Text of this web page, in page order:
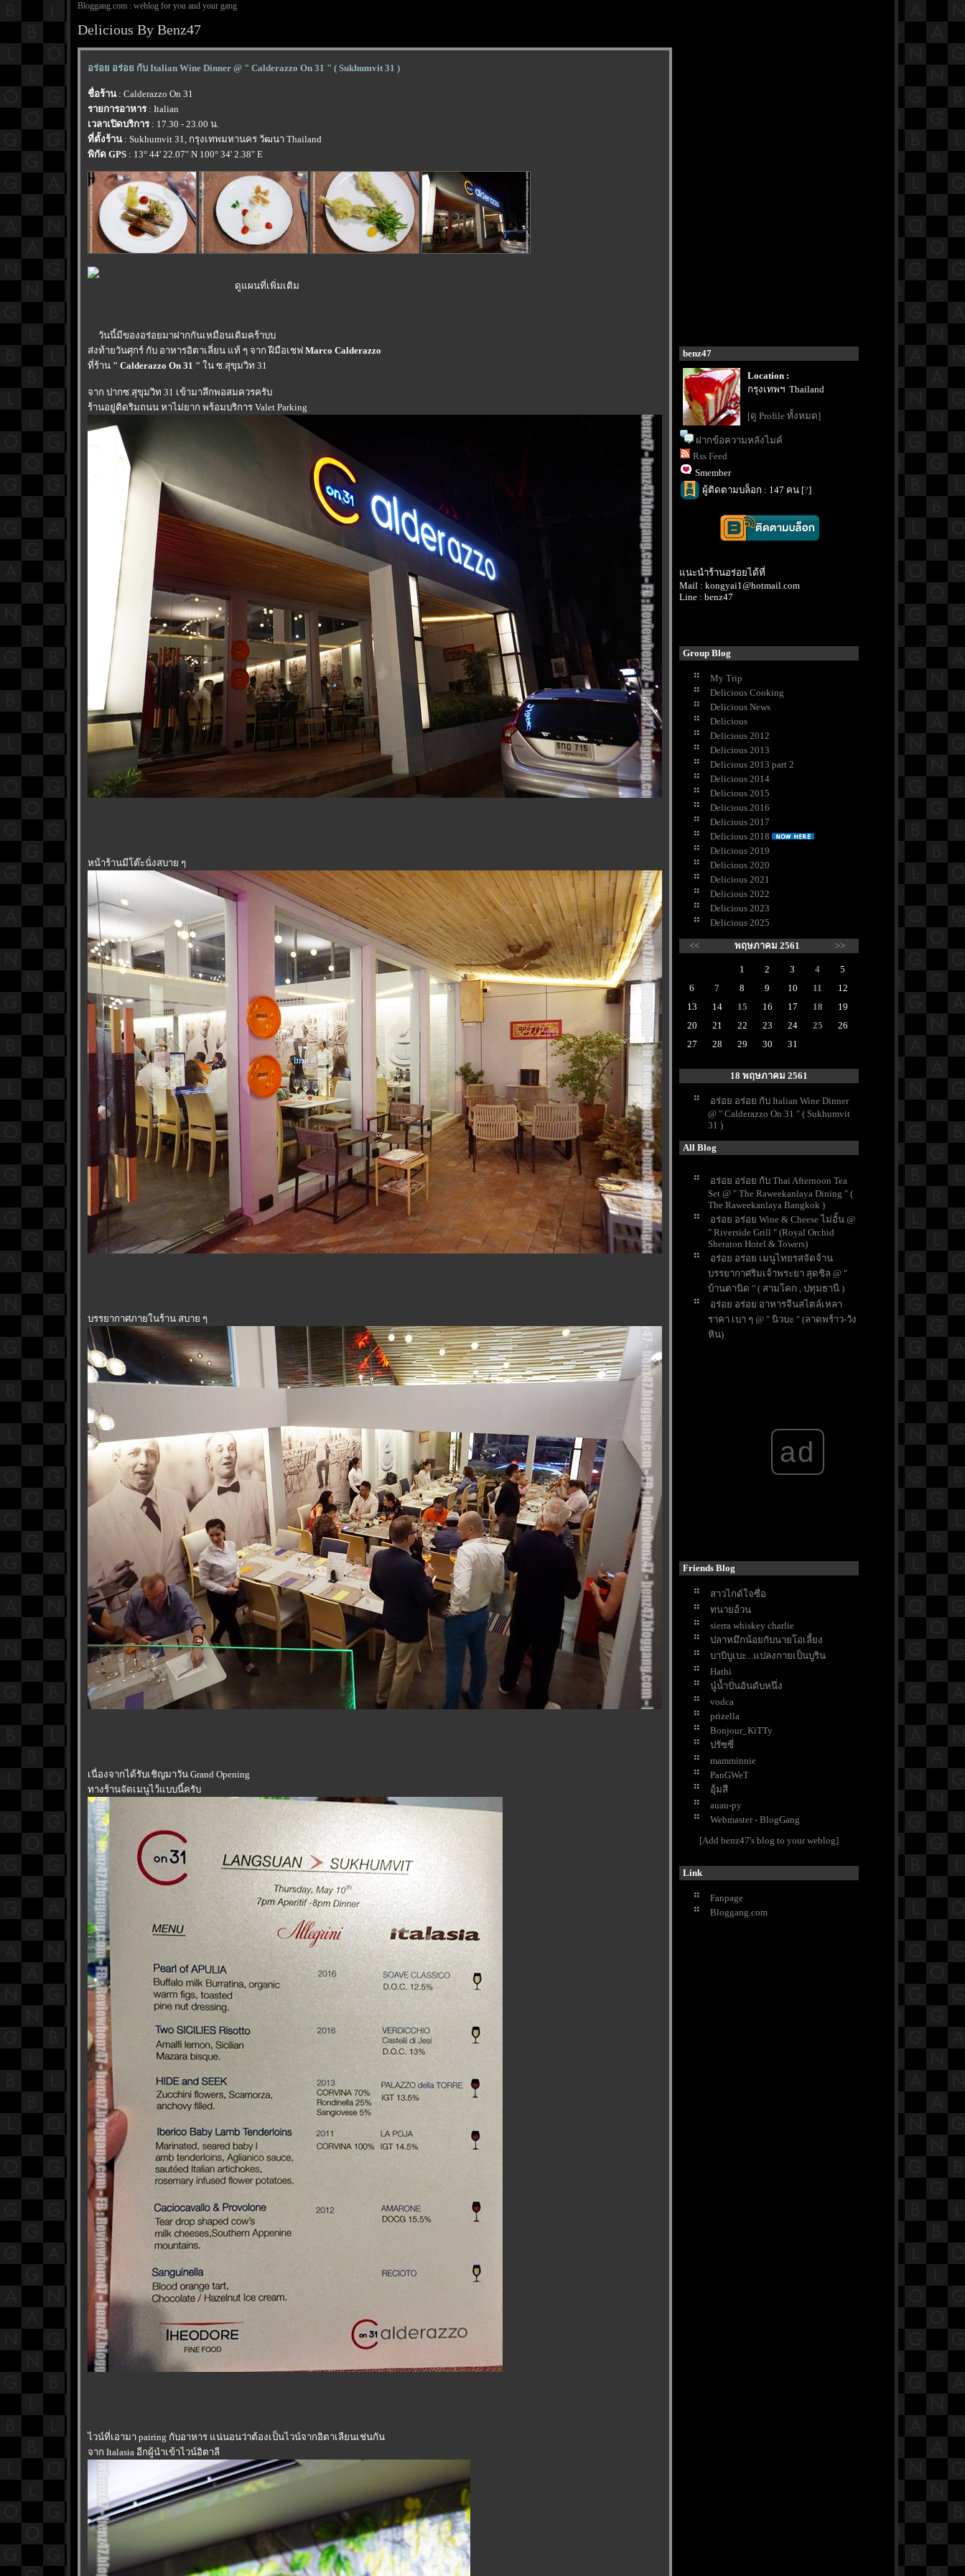
Bloggang.com : weblog for you and your gang
Delicious By Benz47
อร่อย อร่อย กับ Italian Wine Dinner @ " Calderazzo On 31 " ( Sukhumvit 31 )
ชื่อร้าน: Calderazzo On 31
รายการอาหาร: Italian
เวลาเปิดบริการ: 17.30 - 23.00 น.
ที่ตั้งร้าน: Sukhumvit 31, กรุงเทพมหานคร วัฒนา Thailand
พิกัด GPS : 13° 44' 22.07" N 100° 34' 2.38" E
ดูแผนที่เพิ่มเติม
วันนี้มีของอร่อยมาฝากกันเหมือนเดิมคร้าบบ
ส่งท้ายวันศุกร์ กับ อาหารอิตาเลี่ยน แท้ ๆ จาก ฝีมือเชฟ Marco Calderazzo
ที่ร้าน " Calderazzo On 31 " น ซ.สุขุมวิท 31
จาก ปากซ.สุขุมวิท 31 เข้ามาลึกพอสมควรครับ
ร้านอยู่ติดริมถนน หาไม่ยาก พร้อมบริการ Valet Parking
หน้าร้านมีโต๊ะนั่งสบาย ๆ
บรรยากาศภายในร้าน สบาย ๆ
เนื่องจากได้รับเชิญมาวัน Grand Opening
ทางร้านจัดเมนูไว้แบบนี้ครับ
ไวน์ที่เอามา pairing กับอาหาร แน่นอนว่าต้องเป็นไวน์จากอิตาเลียนเช่นกัน
จาก Italasia อีกผู้นำเข้าไวน์อิตาลี
benz47
Location :
กรุงเทพฯ Thailand
[ดู Profile ทั้งหมด]
ฝากข้อความหลังไมค์
Rss Feed
Smember
ผู้ติดตามบล็อก : 147 คน [?]
นะนำร้านอร่อยได้ที่
Mail : kongyai1@hotmail.com
Line : benz47
Group Blog
My Trip
Delicious Cooking
Delicious News
Delicious
Delicious 2012
Delicious 2013
Delicious 2013 part 2
Delicious 2014
Delicious 2015
Delicious 2016
Delicious 2017
Delicious 2018
Delicious 2019
Delicious 2020
Delicious 2021
Delicious 2022
Delicious 2023
Delicious 2025
<< พฤษภาคม 2561 >>
1 2 3 4
5
6
7 8 9 10 11
12
13
14 15 16 17 18
19
20
21 22 23 24 25
26
27
28 29 30 31
18 พฤษภาคม 2561
อร่อย อร่อย กับ Italian Wine Dinner
@ " Calderazzo On 31 " ( Sukhumvit
31 )
All Blog
อร่อย อร่อย กับ Thai Afternoon Tea
Set @ " The Raweekanlaya Dining " (
The Raweekanlaya Bangkok )
อร่อย อร่อย Wine & Cheese ไม่อั้น @
" Riverside Grill " (Royal Orchid
Sheraton Hotel & Towers)
อร่อย อร่อย เมนูไทยรสจัดจ้าน
บรรยากาศริมเจ้าพระยา สุดชิล @ "
บ้านตานิด " ( สามโคก , ปทุมธานี )
อร่อย อร่อย อาหารจีนสไตล์เหลา
ราคา เบา ๆ @ " นิวบะ " (ลาดพร้าว-วัง
หิน)
Choc Lava , Kakigori @ " After You "
อร่อย อร่อย กับ เมนูราดหน้า สุด
อลังการ @ " แป๊ะราดหน้ามหาชน "
@ " Calderazzo On 31 " ( Sukhumvit
31 )
อร่อย อร่อย กับ อาหารไทย รสดั้งเดิม
นบรรยากาศ เก๋ ๆ @ " The Printing
อร่อย อร่อย อาหารฝรั่งเศส กับ
บรรยากาศสุดคลาสสิค @ " Brasserie
Cordonnier " ( Sukhumvit 11 )
อร่อย อร่อย สไตล์อิตาเลียนแท้
บรรยากาศ สบาย ๆ @ " Ciao Pizza " (
Silom soi 3 )
อร่อย สุขภาพดี กับ วัตถุดิบคุณภาพ
ส่งตรงจากฟาร์ม @ " The Farm 2018 "
(CentralFestival EastVille)
อร่อย อร่อย กับ Afternoon Tea Set @ "
The Lobby Lounge " (Bangkok
Marriott Marquis Queen’s Park)
อร่อย อร่อย กับ พายมะพร้าวเจ้าดัง
@ " Charin Pie " ( ซ.นิมมานฯ 17 )
อร่อย อร่อย กับ มื้อเย็น ง่าย ๆ สไตล์
ต้รุ่ง @ " ข้าวต้มย้ง " (ถ.สุเทพ ,
Bangna )
อร่อย อร่อย คาเฟ่สไตล์ญี่ปุ่น หลาก
ad
Friends Blog
สาวไกด์ใจซื่อ
ทนายอ้วน
sierra whiskey charlie
ปลาหมึกน้อยกับนายโอเลี้ยง
บาบิบูเบะ...แปลงกายเป็นบูริน
Hathi
นู๋น้ำปั่นอันดับหนึ่ง
vodca
prizella
Bonjour_KiTTy
ปรัซซี่
mamminnie
PanGWeT
อุ้มสี
auau-py
Webmaster - BlogGang
[Add benz47's blog to your weblog]
Link
Fanpage
Bloggang.com